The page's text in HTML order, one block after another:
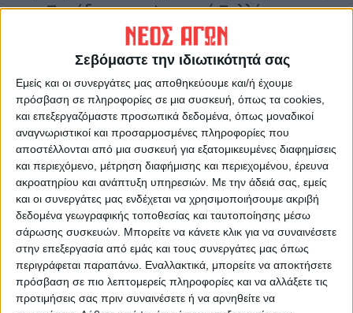
Σεβόμαστε την ιδιωτικότητά σας
Εμείς και οι συνεργάτες μας αποθηκεύουμε και/ή έχουμε
πρόσβαση σε πληροφορίες σε μια συσκευή, όπως τα cookies,
και επεξεργαζόμαστε προσωπικά δεδομένα, όπως μοναδικοί
αναγνωριστικοί και προσαρμοσμένες πληροφορίες που
αποστέλλονται από μια συσκευή για εξατομικευμένες διαφημίσεις
και περιεχόμενο, μέτρηση διαφήμισης και περιεχομένου, έρευνα
ακροατηρίου και ανάπτυξη υπηρεσιών. Με την άδειά σας, εμείς
και οι συνεργάτες μας ενδέχεται να χρησιμοποιήσουμε ακριβή
δεδομένα γεωγραφικής τοποθεσίας και ταυτοποίησης μέσω
σάρωσης συσκευών. Μπορείτε να κάνετε κλικ για να συναινέσετε
στην επεξεργασία από εμάς και τους συνεργάτες μας όπως
περιγράφεται παραπάνω. Εναλλακτικά, μπορείτε να αποκτήσετε
πρόσβαση σε πιο λεπτομερείς πληροφορίες και να αλλάξετε τις
προτιμήσεις σας πριν συναινέσετε ή να αρνηθείτε να
του Προέδρου του Ιατρικού Συλλόγου κ.
Δημήτρη Παπούλια, του Αντιδημάρχου
Καρδίτσας κ. Παναγιώτη Ευθυμίου,
κληρικών και κόσμου.